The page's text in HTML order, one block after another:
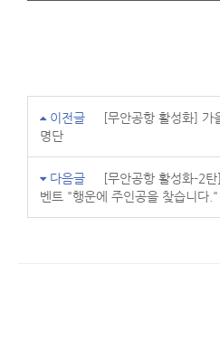
이전글
[무안공항 활성화] 가
명단
다음글
[무안공항 활성화-2
벤트 "행운에 주인공을 찾습니다."